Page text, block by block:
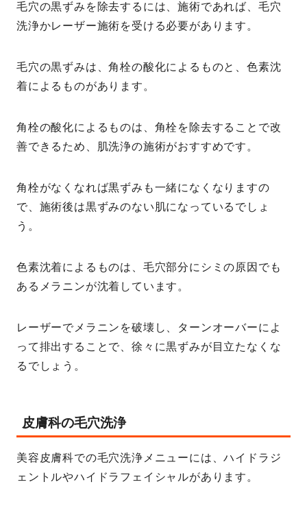
毛穴の黒ずみを除去するには、施術であれば、毛穴
洗浄かレーザー施術を受ける必要があります。
毛穴の黒ずみは、角栓の酸化によるものと、色素沈
着によるものがあります。
角栓の酸化によるものは、角栓を除去することで改
善できるため、肌洗浄の施術がおすすめです。
角栓がなくなれば黒ずみも一緒になくなりますの
で、施術後は黒ずみのない肌になっているでしょ
う。
色素沈着によるものは、毛穴部分にシミの原因でも
あるメラニンが沈着しています。
レーザーでメラニンを破壊し、ターンオーバーによ
って排出することで、徐々に黒ずみが目立たなくな
るでしょう。
皮膚科の毛穴洗浄
美容皮膚科での毛穴洗浄メニューには、ハイドラジ
ェントルやハイドラフェイシャルがあります。